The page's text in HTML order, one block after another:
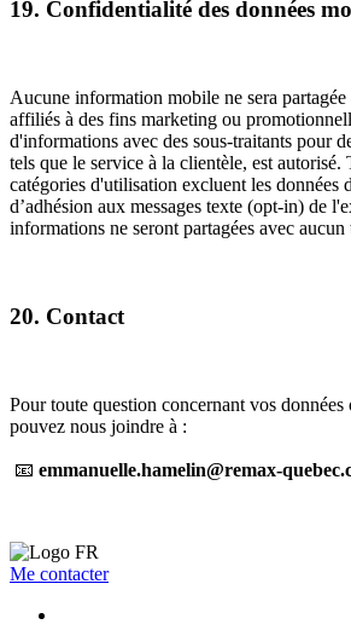
19. Confidentialité des données
Aucune information mobile ne sera partagée
affiliés à des fins marketing ou
d'informations avec des sous-traitants pour
tels que le service à la clientèle, est autorisé.
catégories d'utilisation excluent les données
d’adhésion aux messages texte (opt-in) de
informations ne seront partagées avec aucun
20. Contact
Pour toute question concernant vos
pouvez nous joindre à :
📧 emmanuelle.hamelin@remax-
Me contacter